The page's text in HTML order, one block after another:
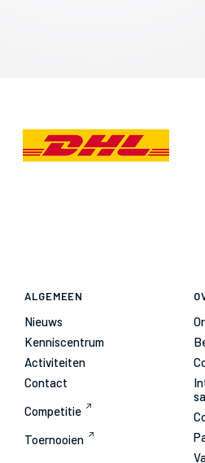
ALGEMEEN
Nieuws
Kenniscentrum
Activiteiten
Contact
Competitie
Toernooien